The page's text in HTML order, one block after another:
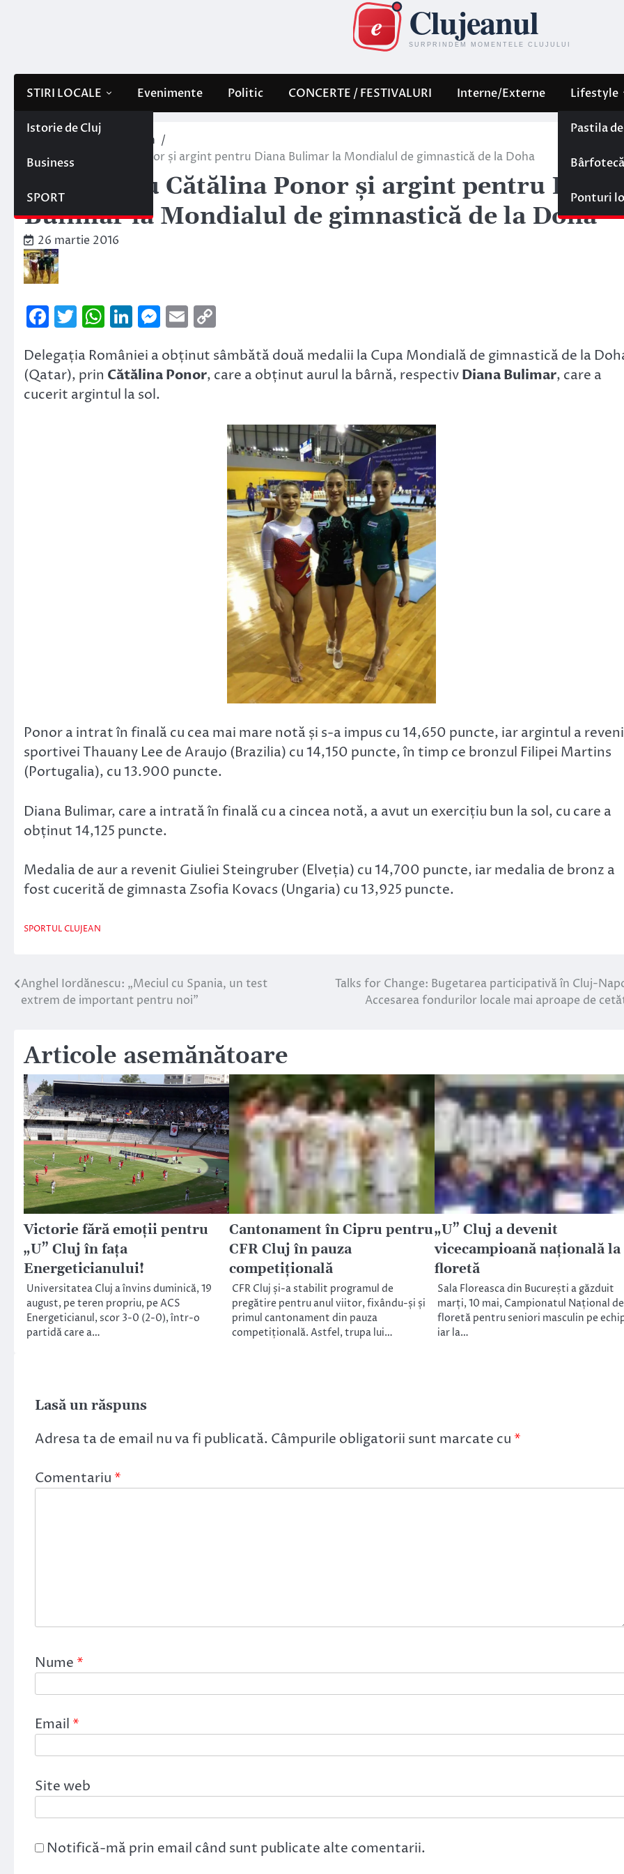
STIRI LOCALE
Istorie de Cluj
Business
SPORT
Evenimente Politic CONCERTE / FESTIVALURI Interne/Externe Lifestyle
Pastila
Bârfotecă
Ponturi
Sportul clujean
Aur pentru Cătălina Ponor și argint pentru Diana Bulimar la Mondialul de gimnastică de la Doha
Aur pentru Cătălina Ponor și argint pentru Diana
Bulimar la Mondialul de gimnastică de la Doha
26 martie 2016
Facebook
Twitter
WhatsApp
LinkedIn
Messenger
Email
Delegația României a obținut sâmbătă două medalii la Cupa Mondială de gimnastică de la
(Qatar), prin Cătălina Ponor, care a obținut aurul la bârnă, respectivDiana Bulimar, care a
cucerit argintul la sol.
Ponor a intrat în finală cu cea mai mare notă și s-a impus cu 14,650 puncte, iar argintul a
sportivei Thauany Lee de Araujo (Brazilia) cu 14,150 puncte, în timp ce bronzul Filipei Martins
(Portugalia), cu 13.900 puncte.
Diana Bulimar, care a intrată în finală cu a cincea notă, a avut un exercițiu bun la sol, cu care a
obținut 14,125 puncte.
Medalia de aur a revenit Giuliei Steingruber (Elveția) cu 14,700 puncte, iar medalia de bronz a
fost cucerită de gimnasta Zsofia Kovacs (Ungaria) cu 13,925 puncte.
SPORTUL CLUJEAN
Navigare
Anghel Iordănescu: „Meciul cu Spania, un test
extrem de important pentru noi”
Talks for Change: Bugetarea participativă în Cluj-
Accesarea fondurilor locale mai aproape de
Articole asemănătoare
Victorie fără emoţii pentru
„U” Cluj în faţa
Energeticianului!
Universitatea Cluj a învins duminică, 19
august, pe teren propriu, pe ACS
Energeticianul, scor 3-0 (2-0), într-o
partidă care a…
Cantonament în Cipru pentru
CFR Cluj în pauza
competițională
CFR Cluj și-a stabilit programul de
pregătire pentru anul viitor, fixându-și și
primul cantonament din pauza
competițională. Astfel, trupa lui…
„U” Cluj a devenit
vicecampioană națională la
floretă
Sala Floreasca din București a găzduit
marți, 10 mai, Campionatul Național de
floretă pentru seniori masculin pe
iar la…
Lasă un răspuns
Adresa ta de email nu va fi publicată. Câmpurile obligatorii sunt marcate cu *
Comentariu *
Nume *
Email *
Site web
Notifică-mă prin email când sunt publicate alte comentarii.